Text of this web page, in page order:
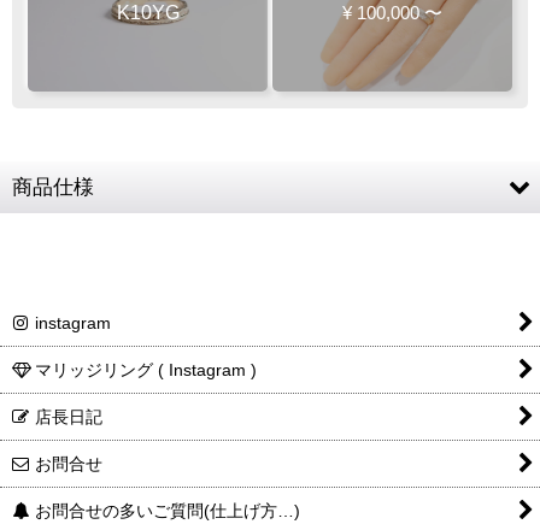
K10YG ¥ 100,000 〜
商品仕様
リング幅
商品詳細金額・送料 税込表記です
instagram
マリッジリング ( Instagram )
店長日記
お問合せ
お問合せの多いご質問(仕上げ方…)